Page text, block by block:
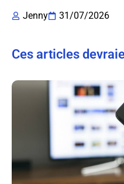
Jenny
31/07/2026
Ces articles